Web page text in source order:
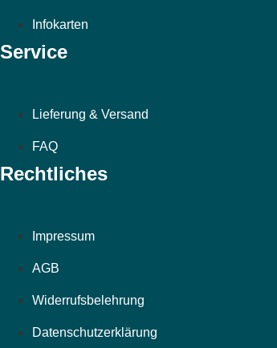
Infokarten
Service
Lieferung & Versand
FAQ
Rechtliches
Impressum
AGB
Widerrufsbelehrung
Datenschutzerklärung